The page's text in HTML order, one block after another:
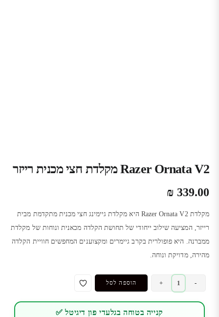
Razer Ornata V2 מקלדת חצי מכנית רייזר
₪ 339.00
מקלדת Razer Ornata V2 היא מקלדת גיימינג חצי מכנית מתקדמת מבית
רייזר, המציעה שילוב ייחודי של תחושת הקלדה מכאנית ונוחות של מקלדת
ממברנה. היא פופולרית בקרב גיימרים ומקצוענים המחפשים חוויית הקלדה
מהירה, מדויקת ונוחה.
-
כמות
של
Razer
+ הוספה לסל
קנייה בטוחה בגלעדי פון דיגיטל ✅